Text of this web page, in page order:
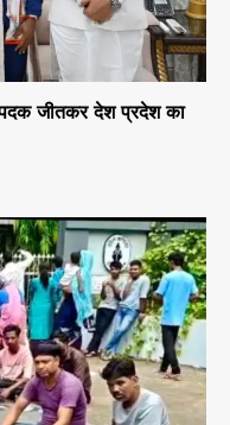
पदक जीतकर देश प्रदेश का